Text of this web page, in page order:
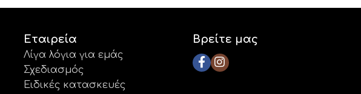
Εταιρεία
Λίγα λόγια για εμάς
Σχεδιασμός
Ειδικές κατασκευές
Βρείτε μας